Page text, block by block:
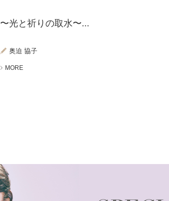
〜光と祈りの取水〜...
奥迫 協子
MORE